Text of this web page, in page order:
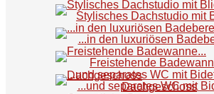
Stylisches Dachstudio mit
...in den luxuriösen
Freistehende
...und separates WC mit Bidet im Dachgeschoss